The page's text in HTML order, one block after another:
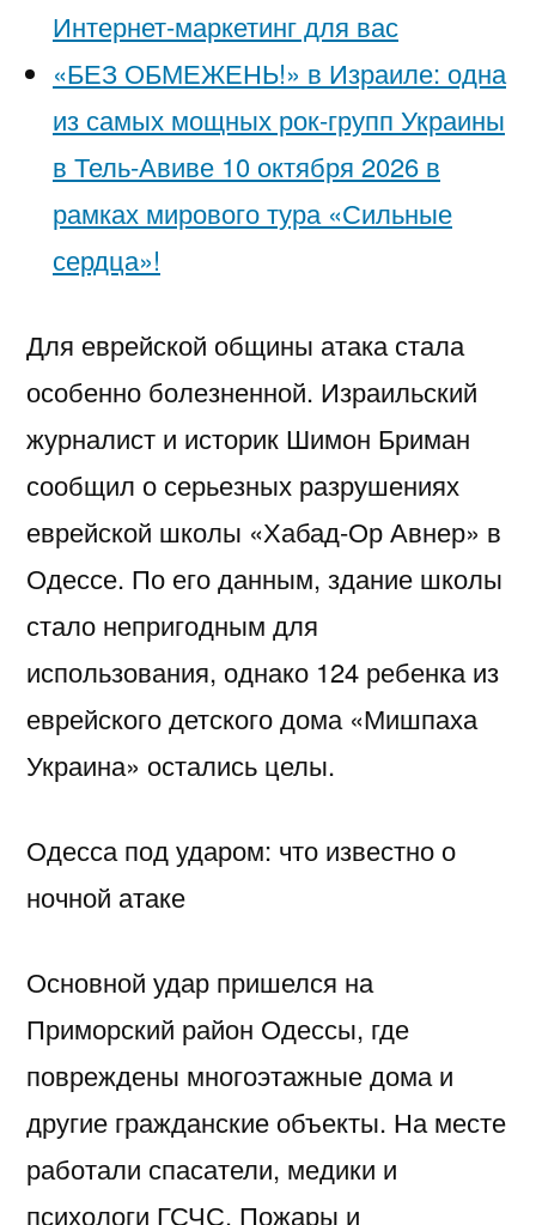
Интернет-маркетинг для вас
«БЕЗ ОБМЕЖЕНЬ!» в Израиле: одна
из самых мощных рок-групп Украины
в Тель-Авиве 10 октября 2026 в
рамках мирового тура «Сильные
сердца»!
Для еврейской общины атака стала
особенно болезненной. Израильский
журналист и историк Шимон Бриман
сообщил о серьезных разрушениях
еврейской школы «Хабад-Ор Авнер» в
Одессе. По его данным, здание школы
стало непригодным для
использования, однако 124 ребенка из
еврейского детского дома «Мишпаха
Украина» остались целы.
Одесса под ударом: что известно о
ночной атаке
Основной удар пришелся на
Приморский район Одессы, где
повреждены многоэтажные дома и
другие гражданские объекты. На месте
работали спасатели, медики и
психологи ГСЧС. Пожары и